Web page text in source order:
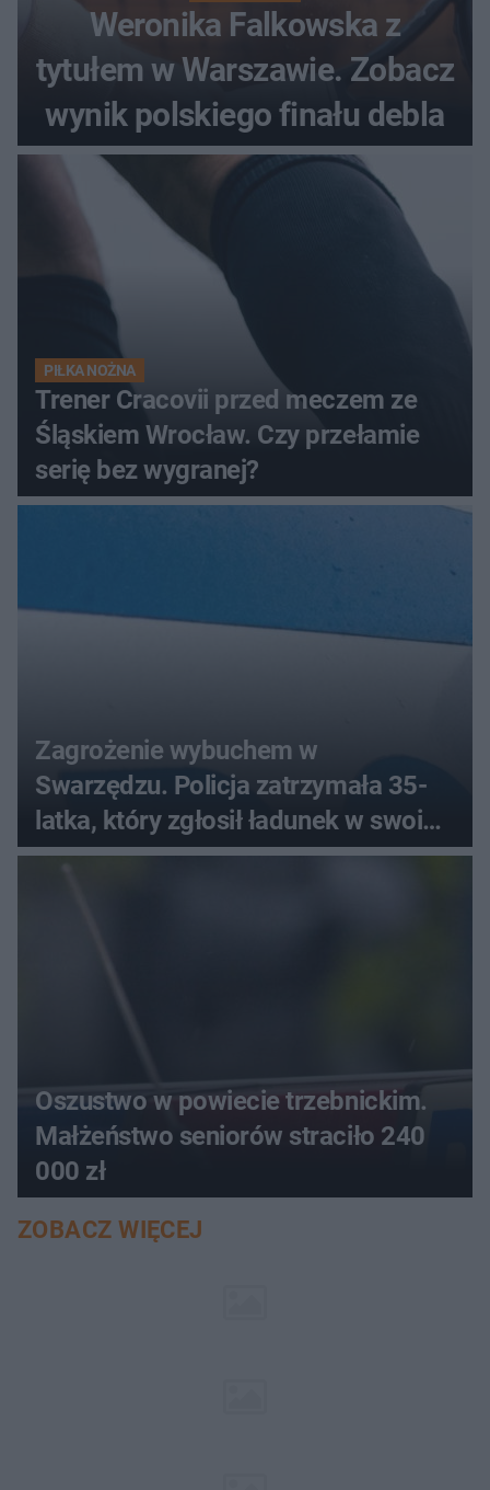
Weronika Falkowska z
tytułem w Warszawie. Zobacz
wynik polskiego finału debla
PIŁKA NOŻNA
Trener Cracovii przed meczem ze
Śląskiem Wrocław. Czy przełamie
serię bez wygranej?
Zagrożenie wybuchem w
Swarzędzu. Policja zatrzymała 35-
latka, który zgłosił ładunek w swoim
aucie
Oszustwo w powiecie trzebnickim.
Małżeństwo seniorów straciło 240
000 zł
ZOBACZ WIĘCEJ